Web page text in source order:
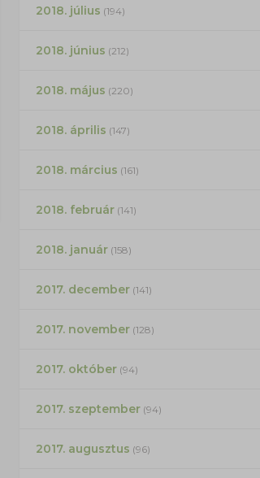
2018. július (194)
2018. június (212)
2018. május (220)
2018. április (147)
2018. március (161)
2018. február(141)
2018. január(158)
2017. december(141)
2017. november(128)
2017. október(94)
2017. szeptember(94)
2017. augusztus (96)